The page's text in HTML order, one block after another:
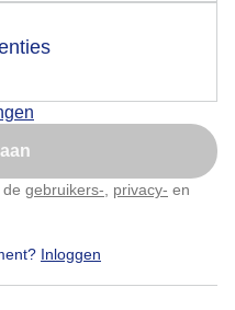
gebruikers- privacy- en
Inloggen
,er staat
de popup
later
te passen